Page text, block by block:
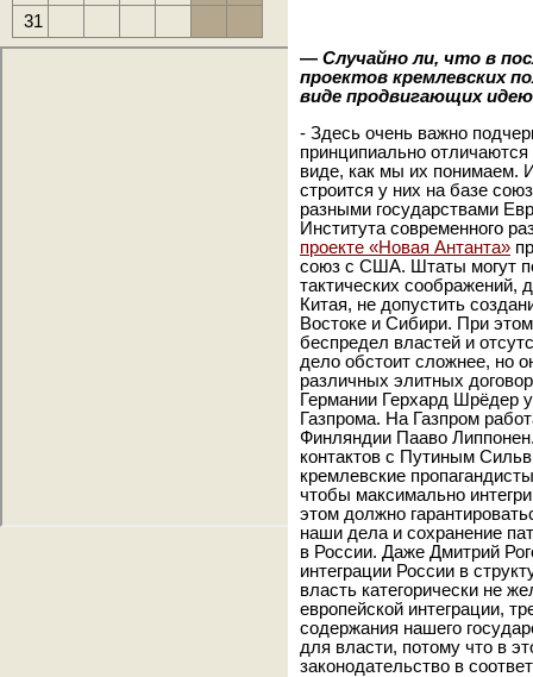
31
— Случайно ли, что в
проектов кремлевских
виде продвигающих
- Здесь очень важно
принципиально
виде, как мы их понимаем.
строится у них на базе
разными государствами
Института современного
проекте «Новая Антанта»
союз с США. Штаты могут
тактических соображений,
Китая, не допустить
Востоке и Сибири. При
беспредел властей и
дело обстоит сложнее, но
различных элитных
Германии Герхард Шрёдер
Газпрома. На Газпром
Финляндии Пааво
контактов с Путиным
кремлевские
чтобы максимально
этом должно
наши дела и сохранение
в России. Даже Дмитрий
интеграции России в
власть категорически не
европейской интеграции,
содержания нашего
для власти, потому что в
законодательство в